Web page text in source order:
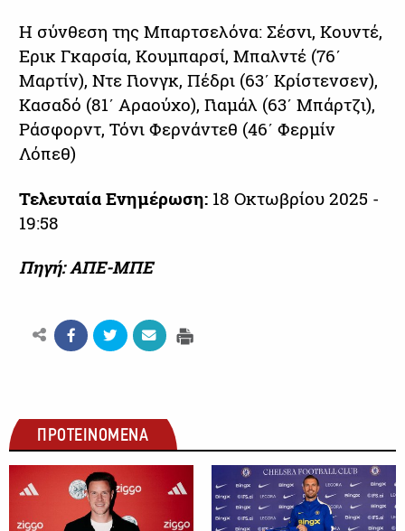
Η σύνθεση της Μπαρτσελόνα: Σέσνι, Κουντέ,
Ερικ Γκαρσία, Κουμπαρσί, Μπαλντέ (76΄
Μαρτίν), Ντε Γιονγκ, Πέδρι (63΄ Κρίστενσεν),
Κασαδό (81΄ Αραούχο), Γιαμάλ (63΄ Μπάρτζι),
Ράσφορντ, Τόνι Φερνάντεθ (46΄ Φερμίν
Λόπεθ)
Τελευταία Ενημέρωση: 18 Οκτωβρίου 2025 -
19:58
Πηγή: ΑΠΕ-ΜΠΕ
ΠΡΟΤΕΙΝΟΜΕΝΑ
ΠΟΔΟΣΦΑΙΡΟ